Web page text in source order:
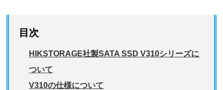
目次
HIKSTORAGE社製SATA SSD V310シリーズに
ついて
V310の仕様について